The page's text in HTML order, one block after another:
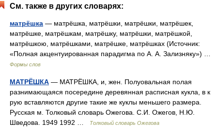
См. также в других словарях:
матрёшка — матрёшка, матрёшки, матрёшки, матрёшек,
матрёшке, матрёшкам, матрёшку, матрёшки, матрёшкой,
матрёшкою, матрёшками, матрёшке, матрёшках (Источник:
«Полная акцентуированная парадигма по А. А. Зализняку») …
Формы слов
МАТРЁШКА — МАТРЁШКА, и, жен. Полуовальная полая
разнимающаяся посередине деревянная расписная кукла, в к
рую вставляются другие такие же куклы меньшего размера.
Русская м. Толковый словарь Ожегова. С.И. Ожегов, Н.Ю.
Шведова. 1949 1992 …
Толковый словарь Ожегова